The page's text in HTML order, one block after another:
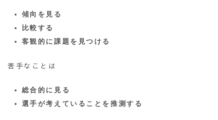
傾向を見る
比較する
客観的に課題を見つける
苦手なことは
総合的に見る
選手が考えていることを推測する